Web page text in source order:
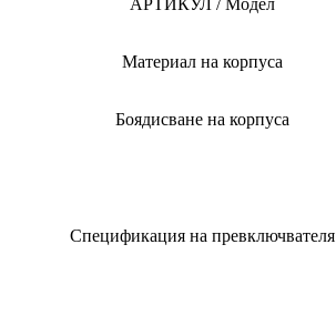
Материал на корпуса
Боядисване на корпуса
Спецификация на превключвателя